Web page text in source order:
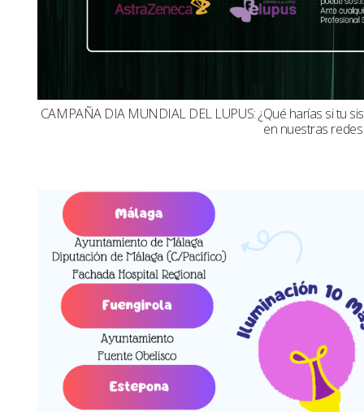
CAMPAÑA DIA MUNDIAL DEL LUPUS: ¿Qué harías si tu
en nuestras